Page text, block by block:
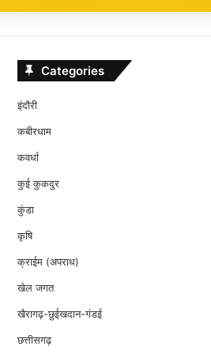
Categories
इंदौरी
कबीरधाम
कवर्धा
कुई कुकदुर
कुंडा
कृषि
क्राईम (अपराध)
खेल जगत
खैरागढ़-छुईखदान-गंडई
छत्तीसगढ़